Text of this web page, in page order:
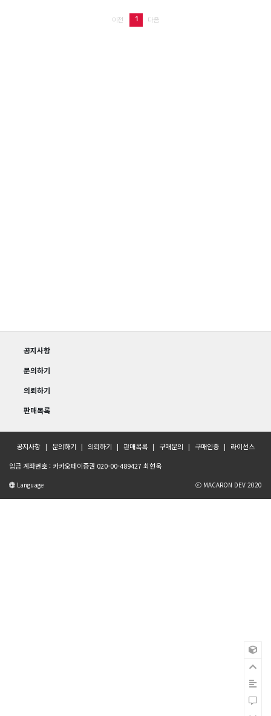
이전 1 다음
공지사항
문의하기
의뢰하기
판매목록
공지사항 문의하기 의뢰하기 판매목록 구매문의 구매인증
라이선스
입금 계좌번호 : 카카오페이증권 020-00-489427 최현욱
Language ⓒ MACARON DEV 2020